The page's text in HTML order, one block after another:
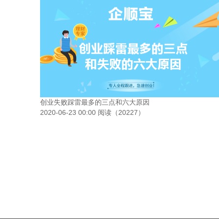
创业失败踩雷最多的三点和六大原因
2020-06-23 00:00 阅读（20227）